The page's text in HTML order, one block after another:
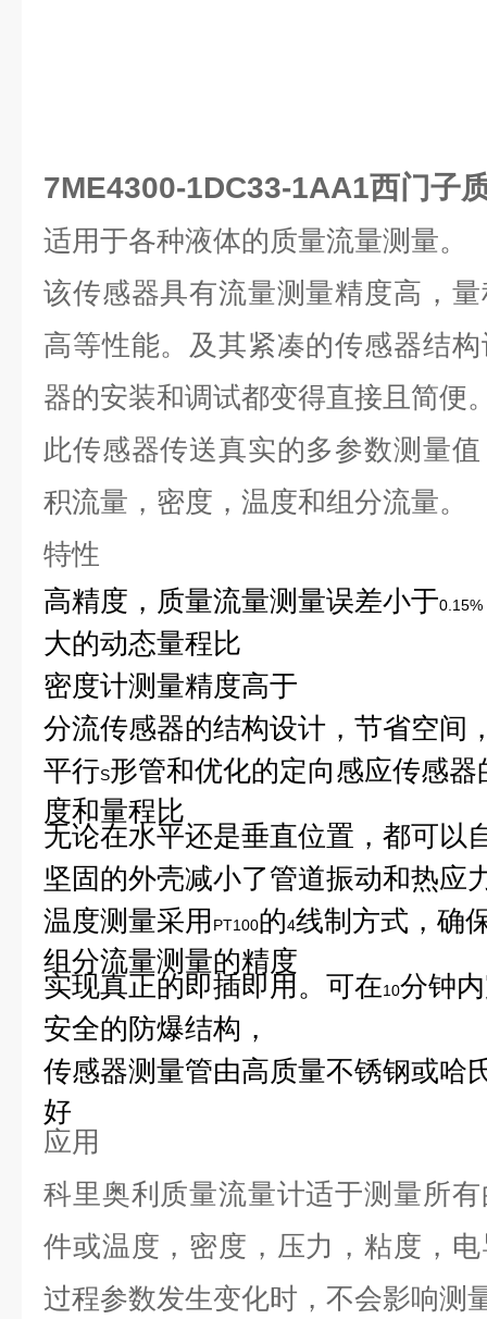
7ME4300-1DC33-1AA1西门子
适用于各种液体的质量流量测量。
该传感器具有流量测量精度高，
高等性能。及其紧凑的传感器结
器的安装和调试都变得直接且简便
此传感器传送真实的多参数测量
积流量，密度，温度和组分流量。
特性
高精度，质量流量测量误差小于0.15%
大的动态量程比
密度计测量精度高于
分流传感器的结构设计，节省空间
平行S形管和优化的定向感应传感
度和量程比
无论在水平还是垂直位置，都可以
坚固的外壳减小了管道振动和热应
温度测量采用 PT100的4线制方式，确
组分流量测量的精度
实现真正的即插即用。可在10分钟
安全的防爆结构，
传感器测量管由高质量不锈钢或哈
好
应用
科里奥利质量流量计适于测量所
件或温度，密度，压力，粘度，
过程参数发生变化时，不会影响测